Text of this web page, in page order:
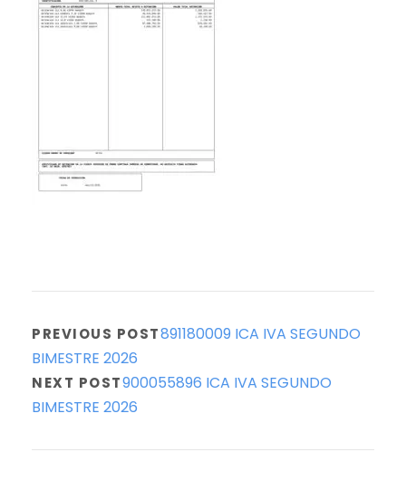
PREVIOUS POST891180009 ICA IVA SEGUNDO
BIMESTRE 2026
NEXT POST900055896 ICA IVA SEGUNDO
BIMESTRE 2026